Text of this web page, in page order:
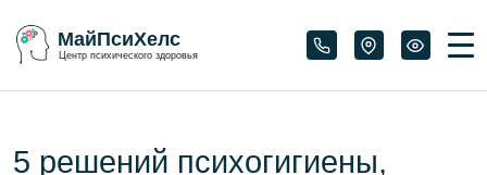
МайПсиХелс
Центр психического здоровья
5 решений психогигиены,